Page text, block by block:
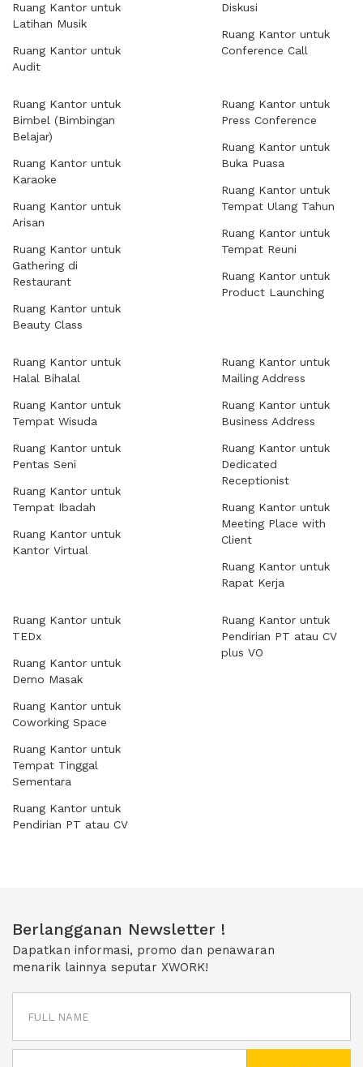
Ruang Kantor untuk
Latihan Musik
Ruang Kantor untuk
Audit
Diskusi
Ruang Kantor untuk
Conference Call
Ruang Kantor untuk
Bimbel (Bimbingan
Belajar)
Ruang Kantor untuk
Karaoke
Ruang Kantor untuk
Arisan
Ruang Kantor untuk
Gathering di
Restaurant
Ruang Kantor untuk
Beauty Class
Ruang Kantor untuk
Press Conference
Ruang Kantor untuk
Buka Puasa
Ruang Kantor untuk
Tempat Ulang Tahun
Ruang Kantor untuk
Tempat Reuni
Ruang Kantor untuk
Product Launching
Ruang Kantor untuk
Halal Bihalal
Ruang Kantor untuk
Tempat Wisuda
Ruang Kantor untuk
Pentas Seni
Ruang Kantor untuk
Tempat Ibadah
Ruang Kantor untuk
Kantor Virtual
Ruang Kantor untuk
Mailing Address
Ruang Kantor untuk
Business Address
Ruang Kantor untuk
Dedicated
Receptionist
Ruang Kantor untuk
Meeting Place with
Client
Ruang Kantor untuk
Rapat Kerja
Ruang Kantor untuk
TEDx
Ruang Kantor untuk
Demo Masak
Ruang Kantor untuk
Coworking Space
Ruang Kantor untuk
Tempat Tinggal
Sementara
Ruang Kantor untuk
Pendirian PT atau CV
Ruang Kantor untuk
Pendirian PT atau CV
plus VO
Berlangganan Newsletter !
Dapatkan informasi, promo dan penawaran
menarik lainnya seputar XWORK!